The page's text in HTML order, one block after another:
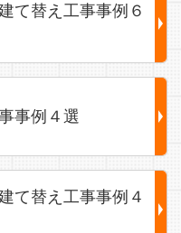
て替え工事事例６
事例４選
て替え工事事例４